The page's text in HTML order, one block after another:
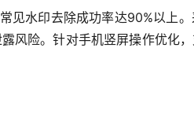
水印去除成功率达90%以上。
风险。针对手机竖屏操作优化